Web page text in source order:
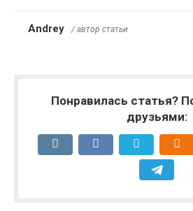
Andrey / автор статьи
Понравилась статья?
друзьями: